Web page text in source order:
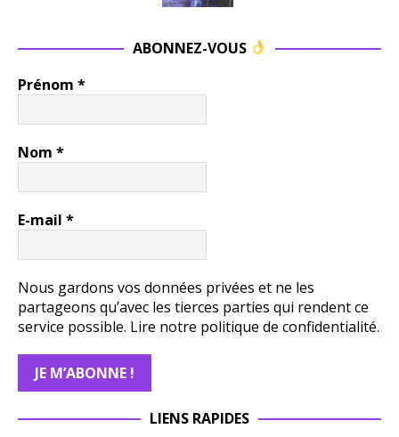
ABONNEZ-VOUS
Prénom *
Nom *
E-mail *
Nous gardons vos données privées et ne les
partageons qu’avec les tierces parties qui rendent ce
service possible. Lire notre politique de confidentialité.
LIENS RAPIDES